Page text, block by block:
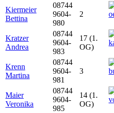
Kiermeier
Bettina
08744
9604-
980
2
Kratzer
Andrea
08744
9604-
983
17 (1.
OG)
Krenn
Martina
08744
9604-
981
3
Maier
Veronika
08744
9604-
985
14 (1.
OG)